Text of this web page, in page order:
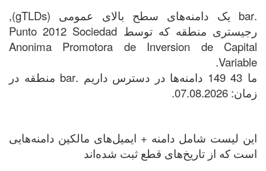
.bar یک دامنه‌های سطح بالای عمومی (gTLDs),
رجیستری منطقه که توسط Punto 2012 Sociedad
Anonima Promotora de Inversion de Capital
Variable.
ما 43 149 دامنه‌ها در دسترس داریم .bar منطقه در
زمان: 07.08.2026.
این لیست شامل دامنه + ایمیل‌های مالکین دامنه‌هایی
است که از تاریخ‌های قطع ثبت شده‌اند